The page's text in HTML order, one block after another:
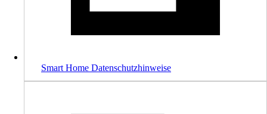
Smart Home Datenschutzhinweise